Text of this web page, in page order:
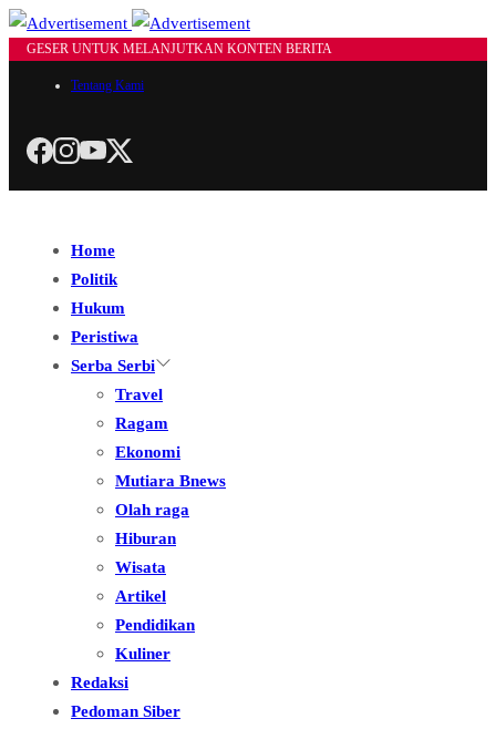
GESER UNTUK MELANJUTKAN KONTEN BERITA
Tentang Kami
Home
Politik
Hukum
Peristiwa
Serba Serbi
Travel
Ragam
Ekonomi
Mutiara Bnews
Olah raga
Hiburan
Wisata
Artikel
Pendidikan
Kuliner
Redaksi
Pedoman Siber